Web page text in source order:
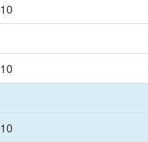
10
10
10